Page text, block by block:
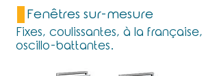
Fenêtres sur-mesure
Fixes, coulissantes, à la française,
oscillo-battantes.